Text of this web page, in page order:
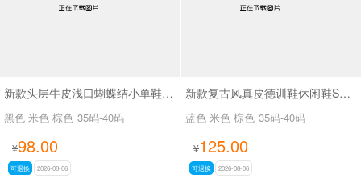
新款头层牛皮浅口蝴蝶结小单鞋SA7801
黑色 米色 棕色 35码-40码
¥98.00
可退换 2026-08-06
新款复古风真皮德训鞋休闲鞋SA2696
蓝色 米色 棕色 35码-40码
¥125.00
可退换 2026-08-06